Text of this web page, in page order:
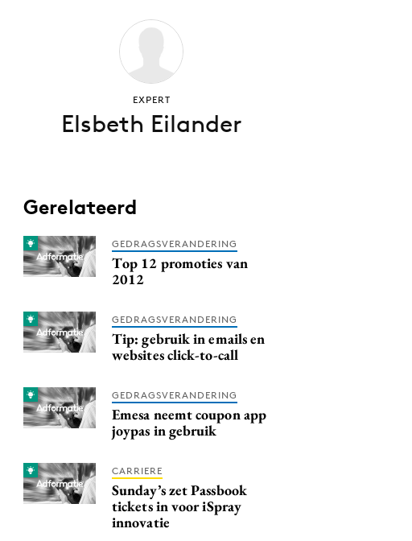
EXPERT
Elsbeth Eilander
Gerelateerd
GEDRAGSVERANDERING
Top 12 promoties van
2012
GEDRAGSVERANDERING
Tip: gebruik in emails en
websites click-to-call
GEDRAGSVERANDERING
Emesa neemt coupon app
joypas in gebruik
CARRIERE
Sunday’s zet Passbook
tickets in voor iSpray
innovatie